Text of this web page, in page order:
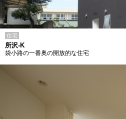
住宅
所沢-K
袋小路の一番奥の開放的な住宅